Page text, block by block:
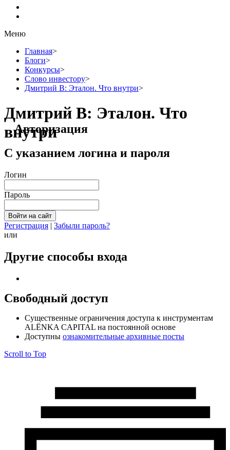
Меню
Главная>
Блоги>
Конкурсы>
Слово инвестору>
Дмитрий В: Эталон. Что внутри>
Дмитрий В: Эталон. Что
внутри
Авторизация
С указанием логина и пароля
Логин
Пароль
Регистрация | Забыли пароль?
или
Другие способы входа
Свободный доступ
Cущественные ограничения доступа к инструментам
ALЁNKA CAPITAL на постоянной основе
Доступны ознакомительные архивные посты
Scroll to Top